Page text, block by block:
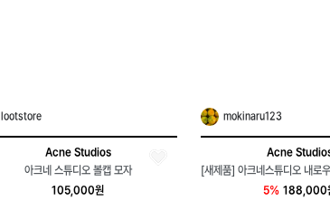
lootstore
Acne Studios
아크네 스튜디오 볼캡 모자
105,000원
mokinaru123
Acne
5% 188,000